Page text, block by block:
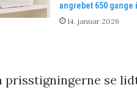
angrebet 650 gange
14. januar 2026
prisstigningerne se